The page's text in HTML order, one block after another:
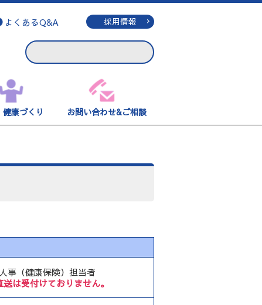
よくあるQ&A 採用情報
康づくり お問い合わせ&ご相談
事 （健康保険） 担当者
は受付けておりません。